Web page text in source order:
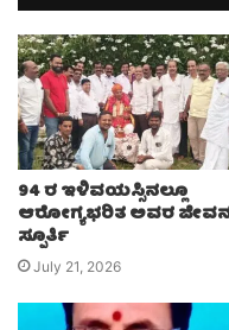
94 ರ ಇಳಿವಯಸ್ಸಿನಲ್ಲೂ
ಆರೋಗ್ಯಭರಿತ ಅವರ
ಸ್ಪೂರ್ತಿ
July 21, 2026